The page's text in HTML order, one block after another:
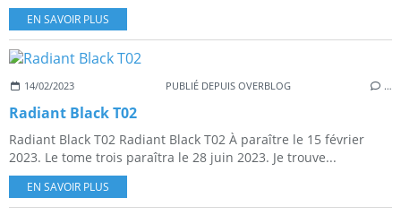
EN SAVOIR PLUS
14/02/2023 PUBLIÉ DEPUIS OVERBLOG …
Radiant Black T02
Radiant Black T02 Radiant Black T02 À paraître le 15 février
2023. Le tome trois paraîtra le 28 juin 2023. Je trouve...
EN SAVOIR PLUS